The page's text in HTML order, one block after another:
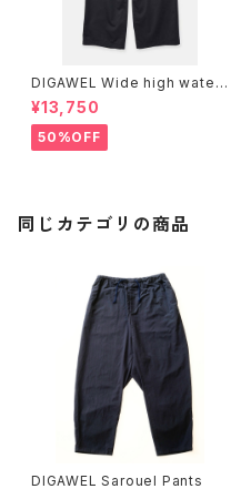
DIGAWEL Wide high water
pants
¥13,750
50%OFF
同じカテゴリの商品
DIGAWEL Sarouel Pants